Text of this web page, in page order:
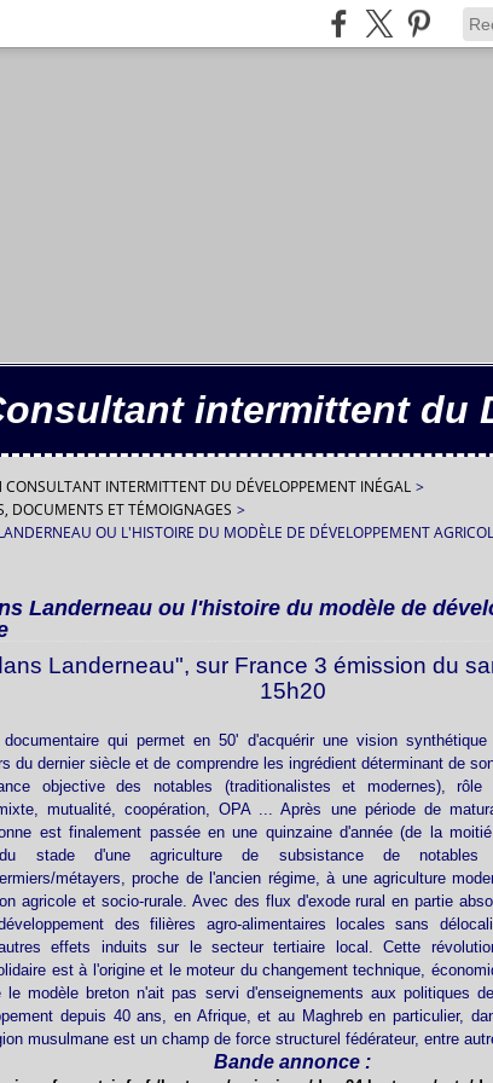
intermittent du
CONSULTANT INTERMITTENT DU DÉVELOPPEMENT INÉGAL >
DOCUMENTS ET TÉMOIGNAGES >
OU L'HISTOIRE DU MODÈLE DE DÉVELOPPEMENT
Landerneau ou l'histoire du modèle de
Landerneau", sur France 3 émission du
15h20
qui permet en 50' d'acquérir une vision
du dernier siècle et de comprendre les ingrédient déterminant de
objective des notables (traditionalistes et modernes), rôle
mutualité, coopération, OPA ... Après une période de
est finalement passée en une quinzaine d'année (de la
stade d'une agriculture de subsistance de
métayers, proche de l'ancien régime, à une agriculture
agricole et socio-rurale. Avec des flux d'exode rural en partie
des filières agro-alimentaires locales sans
effets induits sur le secteur tertiaire local. Cette
est à l'origine et le moteur du changement technique,
le modèle breton n'ait pas servi d'enseignements aux politiques
depuis 40 ans, en Afrique, et au Maghreb en particulier,
musulmane est un champ de force structurel fédérateur, entre
Bande annonce :